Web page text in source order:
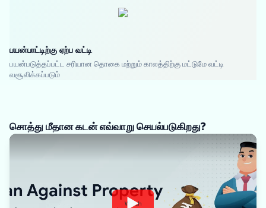
பயன்பாட்டிற்கு ஏற்ப வட்டி
பயன்படுத்தப்பட்ட சரியான தொகை மற்றும் காலத்திற்கு மட்டுமே வட்டி
வசூலிக்கப்படும்
சொத்து மீதான கடன் எவ்வாறு செயல்படுகிறது?
Watch